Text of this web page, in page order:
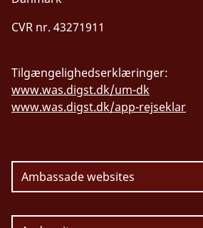
CVR nr. 43271911
Tilgængelighedserklæringer:
www.was.digst.dk/um-dk
www.was.digst.dk/app-rejseklar